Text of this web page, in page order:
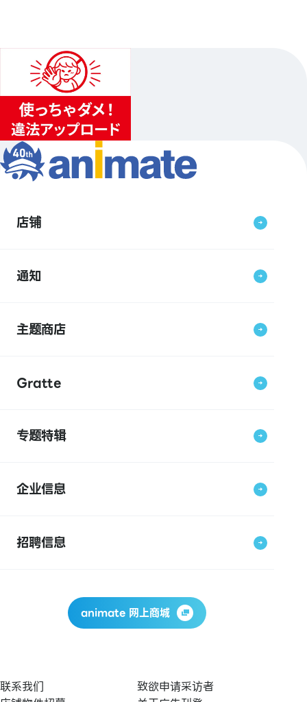
店铺
通知
主题商店
Gratte
专题特辑
企业信息
招聘信息
animate 网上商城
联系我们
致欲申请采访者